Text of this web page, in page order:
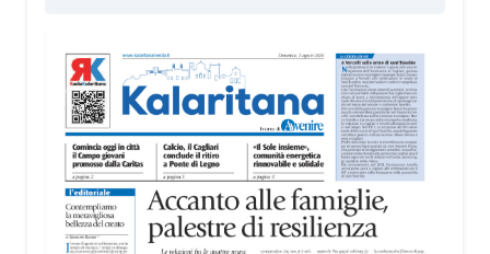
con disabilità nelle attività dell’OAMI al supporto nei
centri di accoglienza per migranti, dove
contribuiscono anche alla cura degli spazi comuni.
«Prendersi cura degli ambienti significa favorire
accoglienza e dignità», racconta Alessandro
Adimari.
Tra i partecipanti anche i seminaristi, impegnati